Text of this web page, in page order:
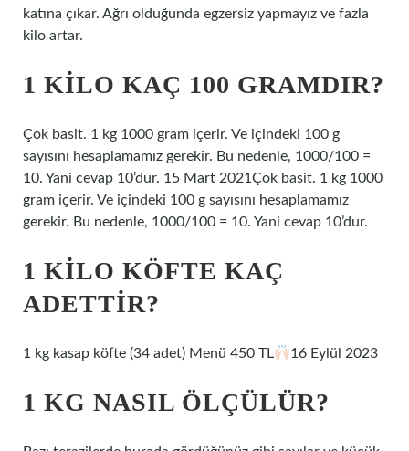
katına çıkar. Ağrı olduğunda egzersiz yapmayız ve fazla
kilo artar.
1 KILO KAÇ 100 GRAMDIR?
Çok basit. 1 kg 1000 gram içerir. Ve içindeki 100 g
sayısını hesaplamamız gerekir. Bu nedenle, 1000/100 =
10. Yani cevap 10’dur. 15 Mart 2021Çok basit. 1 kg 1000
gram içerir. Ve içindeki 100 g sayısını hesaplamamız
gerekir. Bu nedenle, 1000/100 = 10. Yani cevap 10’dur.
1 KILO KÖFTE KAÇ
ADETTIR?
1 kg kasap köfte (34 adet) Menü 450 TL 16 Eylül 2023
1 KG NASIL ÖLÇÜLÜR?